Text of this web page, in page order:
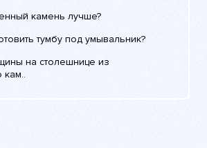
камень лучше?
тумбу под умывальник?
на столешнице из
кам..